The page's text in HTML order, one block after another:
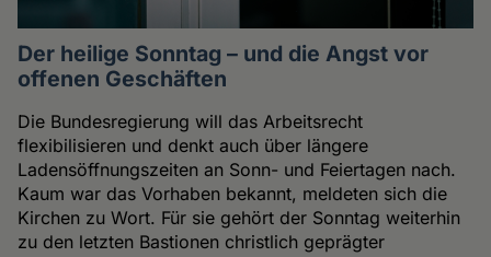
Der heilige Sonntag – und die Angst vor
offenen Geschäften
Die Bundesregierung will das Arbeitsrecht
flexibilisieren und denkt auch über längere
Ladensöffnungszeiten an Sonn- und Feiertagen nach.
Kaum war das Vorhaben bekannt, meldeten sich die
Kirchen zu Wort. Für sie gehört der Sonntag weiterhin
zu den letzten Bastionen christlich geprägter